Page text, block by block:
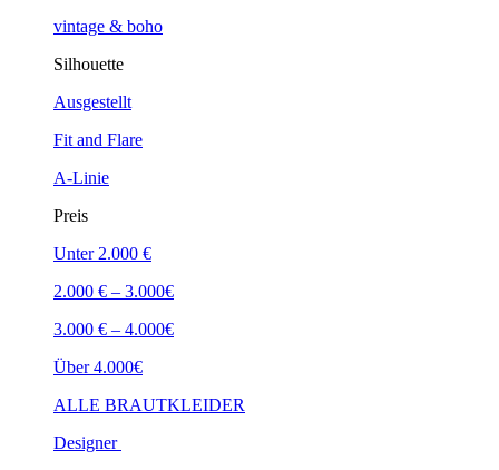
vintage & boho
Silhouette
Ausgestellt
Fit and Flare
A-Linie
Preis
Unter 2.000 €
2.000 € – 3.000€
3.000 € – 4.000€
Über 4.000€
ALLE BRAUTKLEIDER
Designer